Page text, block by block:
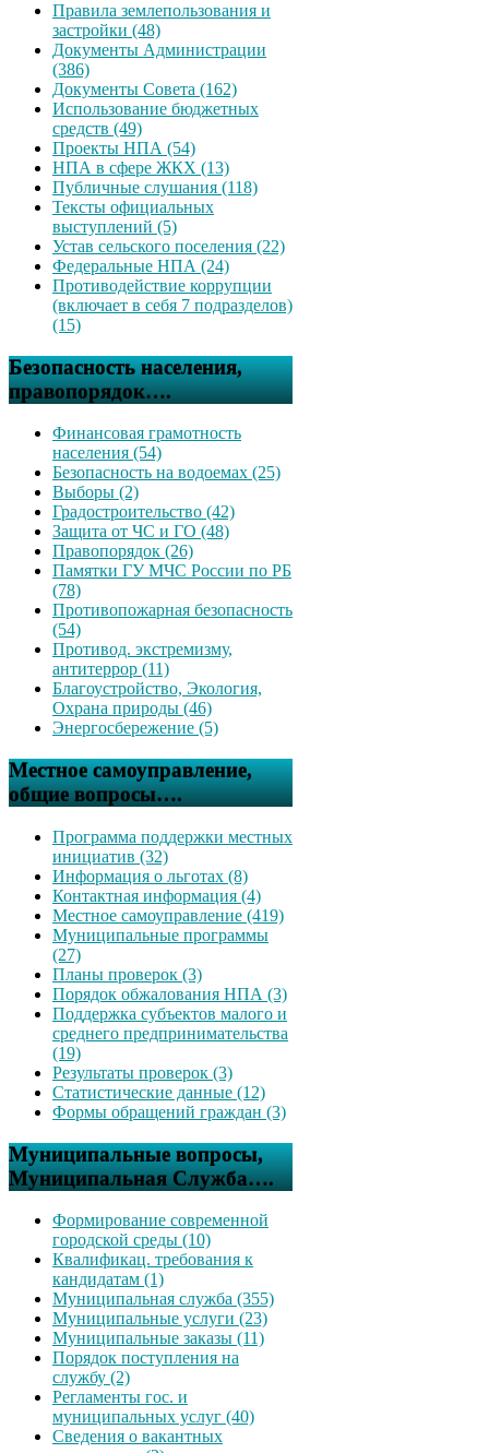
Правила землепользования и
застройки (48)
Документы Администрации
(386)
Документы Совета (162)
Использование бюджетных
средств (49)
Проекты НПА (54)
НПА в сфере ЖКХ (13)
Публичные слушания (118)
Тексты официальных
выступлений (5)
Устав сельского поселения (22)
Федеральные НПА (24)
Противодействие коррупции
(включает в себя 7 подразделов)
(15)
Безопасность населения,
правопорядок….
Финансовая грамотность
населения (54)
Безопасность на водоемах (25)
Выборы (2)
Градостроительство (42)
Защита от ЧС и ГО (48)
Правопорядок (26)
Памятки ГУ МЧС России по РБ
(78)
Противопожарная безопасность
(54)
Противод. экстремизму,
антитеррор (11)
Благоустройство, Экология,
Охрана природы (46)
Энергосбережение (5)
Местное самоуправление,
общие вопросы….
Программа поддержки местных
инициатив (32)
Информация о льготах (8)
Контактная информация (4)
Местное самоуправление (419)
Муниципальные программы
(27)
Планы проверок (3)
Порядок обжалования НПА (3)
Поддержка субъектов малого и
среднего предпринимательства
(19)
Результаты проверок (3)
Статистические данные (12)
Формы обращений граждан (3)
Муниципальные вопросы,
Муниципальная Служба….
Формирование современной
городской среды (10)
Квалификац. требования к
кандидатам (1)
Муниципальная служба (355)
Муниципальные услуги (23)
Муниципальные заказы (11)
Порядок поступления на
службу (2)
Регламенты гос. и
муниципальных услуг (40)
Сведения о вакантных